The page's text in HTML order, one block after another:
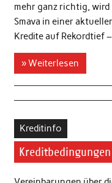
mehr ganz richtig,
Smava in einer
Kredite auf Rekordtief
» Weiterlesen
Kreditinfo